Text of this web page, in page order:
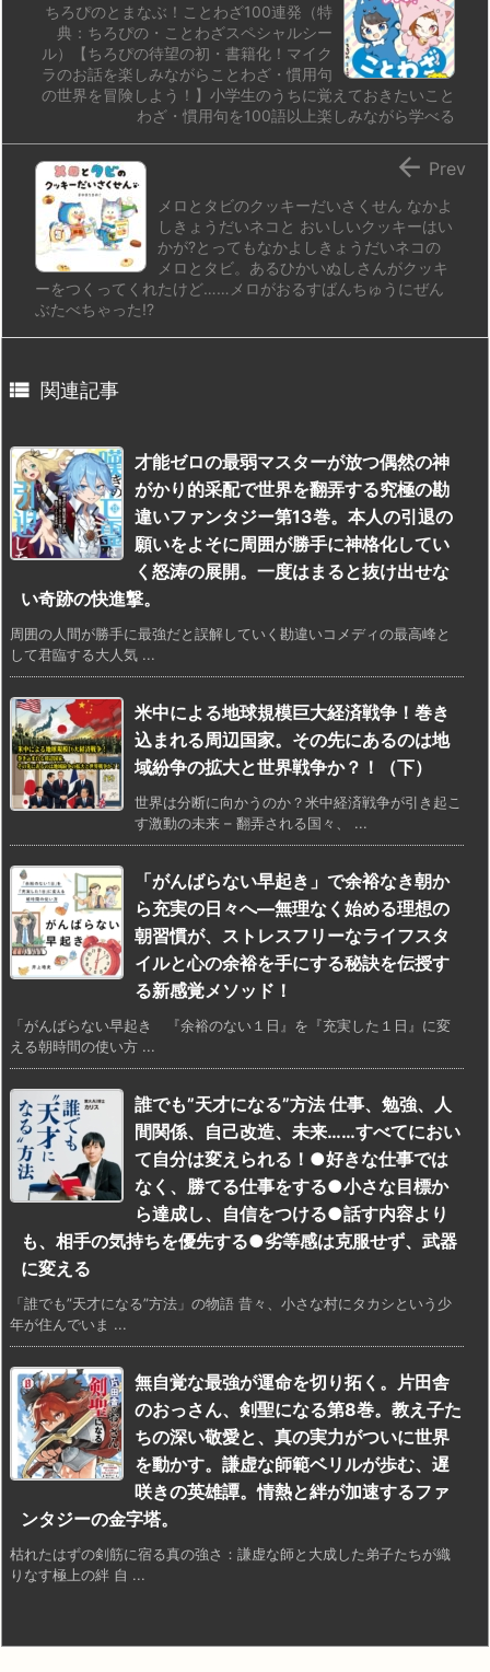
ちろぴのとまなぶ！ことわざ100連発（特
典：ちろぴの・ことわざスペシャルシー
ル）【ちろぴの待望の初・書籍化！マイク
ラのお話を楽しみながらことわざ・慣用句
の世界を冒険しよう！】小学生のうちに覚えておきたいこと
わざ・慣用句を100語以上楽しみながら学べる
メロとタビのクッキーだいさくせん なかよ
しきょうだいネコと おいしいクッキーはい
かが?とってもなかよしきょうだいネコの
メロとタビ。あるひかいぬしさんがクッキ
ーをつくってくれたけど……メロがおるすばんちゅうにぜん
ぶたべちゃった!?
 Prev
 関連記事
才能ゼロの最弱マスターが放つ偶然の神
がかり的采配で世界を翻弄する究極の勘
違いファンタジー第13巻。本人の引退の
願いをよそに周囲が勝手に神格化してい
く怒涛の展開。一度はまると抜け出せな
い奇跡の快進撃。
周囲の人間が勝手に最強だと誤解していく勘違いコメディの最高峰と
して君臨する大人気 ...
米中による地球規模巨大経済戦争！巻き
込まれる周辺国家。その先にあるのは地
域紛争の拡大と世界戦争か？！（下）
世界は分断に向かうのか？米中経済戦争が引き起こ
す激動の未来 – 翻弄される国々、 ...
「がんばらない早起き」で余裕なき朝か
ら充実の日々へ―無理なく始める理想の
朝習慣が、ストレスフリーなライフスタ
イルと心の余裕を手にする秘訣を伝授す
る新感覚メソッド！
「がんばらない早起き 『余裕のない１日』を『充実した１日』に変
える朝時間の使い方 ...
誰でも”天才になる”方法 仕事、勉強、人
間関係、自己改造、未来……すべてにおい
て自分は変えられる！●好きな仕事では
なく、勝てる仕事をする●小さな目標か
ら達成し、自信をつける●話す内容より
も、相手の気持ちを優先する●劣等感は克服せず、武器
に変える
「誰でも”天才になる”方法」の物語 昔々、小さな村にタカシという少
年が住んでいま ...
無自覚な最強が運命を切り拓く。片田舎
のおっさん、剣聖になる第8巻。教え子た
ちの深い敬愛と、真の実力がついに世界
を動かす。謙虚な師範ベリルが歩む、遅
咲きの英雄譚。情熱と絆が加速するファ
ンタジーの金字塔。
枯れたはずの剣筋に宿る真の強さ：謙虚な師と大成した弟子たちが織
りなす極上の絆 自 ...